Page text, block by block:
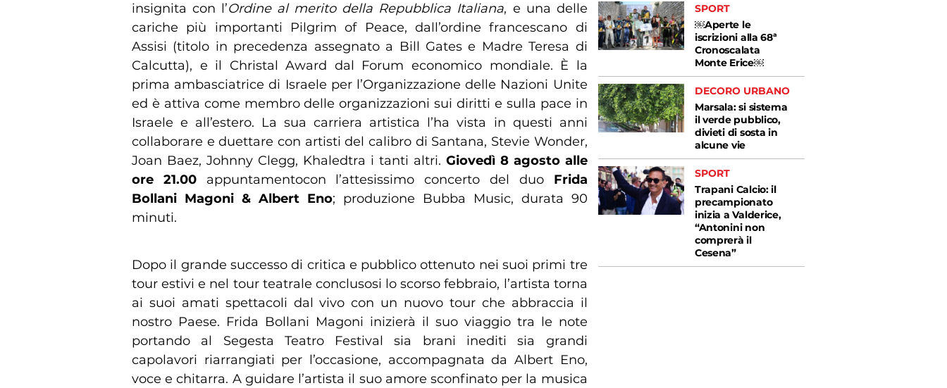
insignita con l’Ordine al merito della Repubblica Italiana, e una delle
cariche più importanti Pilgrim of Peace, dall’ordine francescano di
Assisi (titolo in precedenza assegnato a Bill Gates e Madre Teresa di
Calcutta), e il Christal Award dal Forum economico mondiale. È la
prima ambasciatrice di Israele per l’Organizzazione delle Nazioni Unite
ed è attiva come membro delle organizzazioni sui diritti e sulla pace in
Israele e all’estero. La sua carriera artistica l’ha vista in questi anni
collaborare e duettare con artisti del calibro di Santana, Stevie Wonder,
Joan Baez, Johnny Clegg, Khaledtra i tanti altri. Giovedì 8 agosto alle
ore 21.00appuntamentocon l’attesissimo concerto del duo Frida
Bollani Magoni & Albert Eno; produzione Bubba Music, durata 90
minuti.
Dopo il grande successo di critica e pubblico ottenuto nei suoi primi tre
tour estivi e nel tour teatrale conclusosi lo scorso febbraio, l’artista torna
ai suoi amati spettacoli dal vivo con un nuovo tour che abbraccia il
nostro Paese. Frida Bollani Magoni inizierà il suo viaggio tra le note
portando al Segesta Teatro Festival sia brani inediti sia grandi
capolavori riarrangiati per l’occasione, accompagnata da Albert Eno,
voce e chitarra. A guidare l’artista il suo amore sconfinato per la musica
SPORT
￼Aperte le
iscrizioni alla 68ª
Cronoscalata
Monte Erice￼
DECORO URBANO
Marsala: si sistema
il verde pubblico,
divieti di sosta in
alcune vie
SPORT
Trapani Calcio: il
precampionato
inizia a Valderice,
“Antonini non
comprerà il
Cesena”